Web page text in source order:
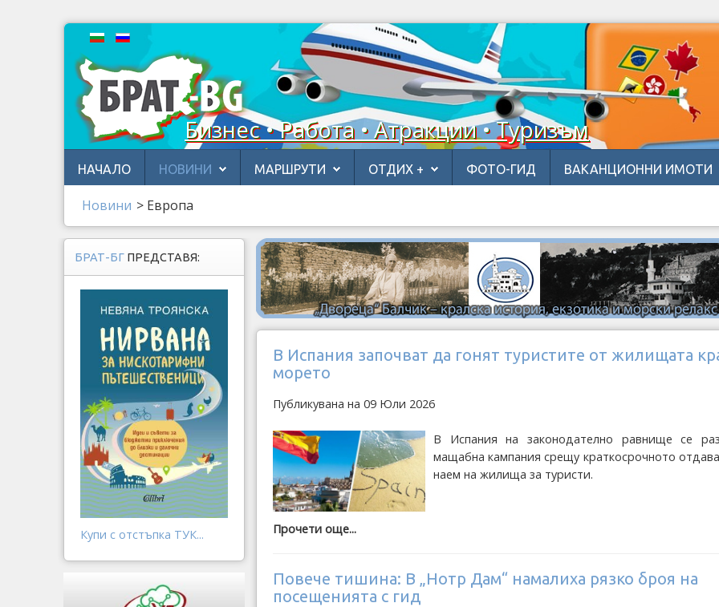
Бизнес • Работа • Атракции • Туризъм
НАЧАЛО НОВИНИ МАРШРУТИ ОТДИХ + ФОТО-ГИД ВАКАНЦИОННИ ИМОТИ
Новини > Европа
В Испания започват да гонят туристите от жилищата
морето
Публикувана на 09 Юли 2026
В Испания на законодателно равнище се
мащабна кампания срещу краткосрочното
наем на жилища за туристи.
Прочети още...
Повече тишина: В „Нотр Дам“ намалиха рязко броя на
посещенията с гид
БРАТ-БГ ПРЕДСТАВЯ:
Купи с отстъпка ТУК...